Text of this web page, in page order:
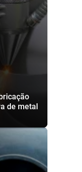
de metal